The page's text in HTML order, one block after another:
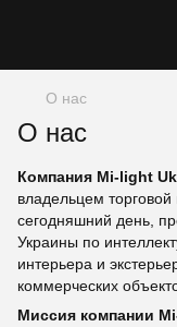
О нас
О нас
Компания Mi-light
владельцем
сегодняшний день,
Украины по
интерьера и
коммерческих
Миссия компании